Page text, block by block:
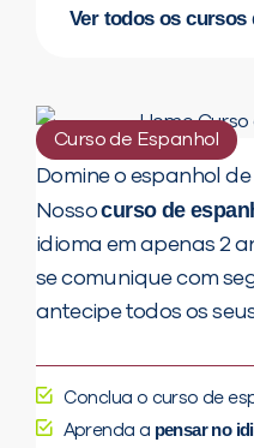
Ver todos os cursos
Curso de Espanhol
Domine o espanhol
Nossocurso de
idioma em apenas 2
se comunique com
antecipe todos os
Conclua o curso de
Aprenda a pensar no